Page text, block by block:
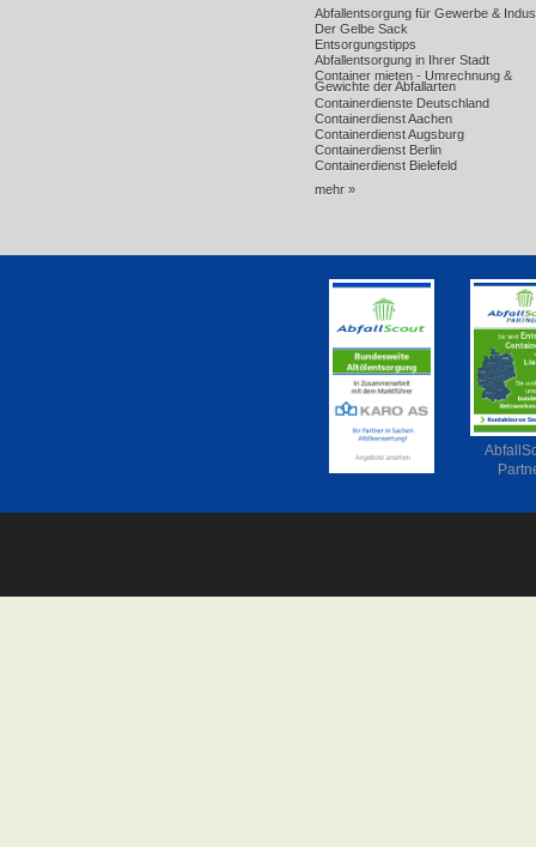
Abfallentsorgung für Gewerbe &
Der Gelbe Sack
Entsorgungstipps
Abfallentsorgung in Ihrer Stadt
Container mieten - Umrechnung &
Gewichte der Abfallarten
Containerdienste Deutschland
Containerdienst Aachen
Containerdienst Augsburg
Containerdienst Berlin
Containerdienst Bielefeld
mehr »